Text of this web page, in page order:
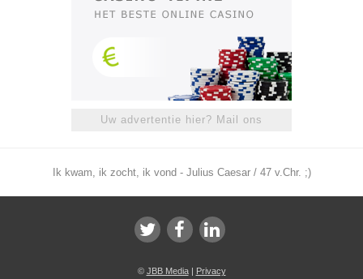
Uw advertentie hier? Mail ons
Ik kwam, ik zocht, ik vond - Julius Caesar / 47 v.Chr. ;)
© JBB Media| Privacy